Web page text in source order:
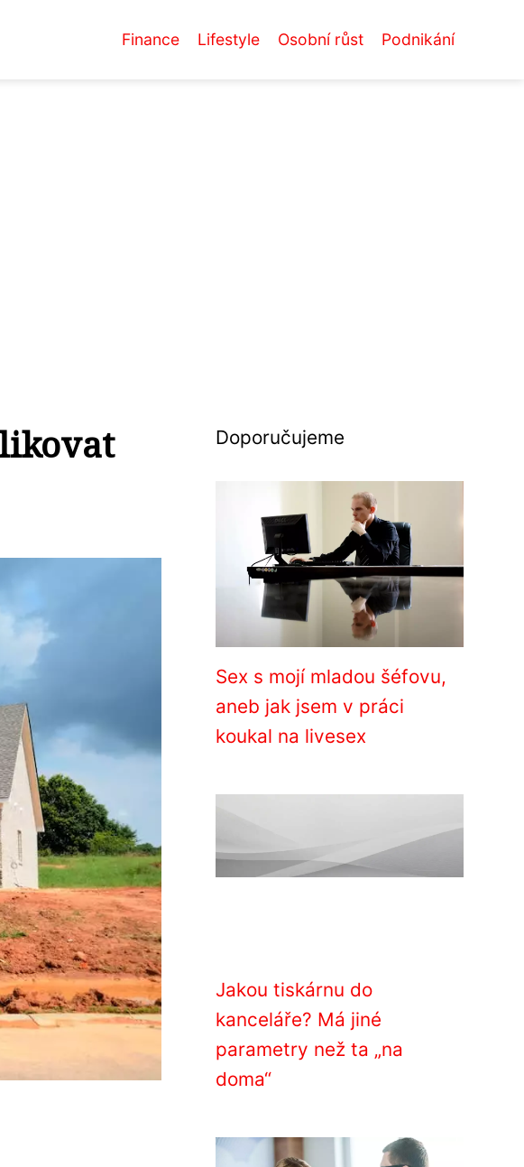
Finance Lifestyle Osobní růst Podnikání
Doporučujeme
Sex s mojí mladou šéfovu,
aneb jak jsem v práci
koukal na livesex
Jakou tiskárnu do
kanceláře? Má jiné
parametry než ta „na
doma“